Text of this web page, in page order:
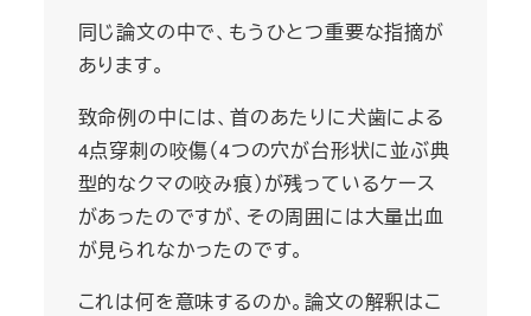
同じ論文の中で、もうひとつ重要な指摘が
あります。
致命例の中には、首のあたりに犬歯による
4点穿刺の咬傷（4つの穴が台形状に並ぶ典
型的なクマの咬み痕）が残っているケース
があったのですが、その周囲には大量出血
が見られなかったのです。
これは何を意味するのか。論文の解釈はこ